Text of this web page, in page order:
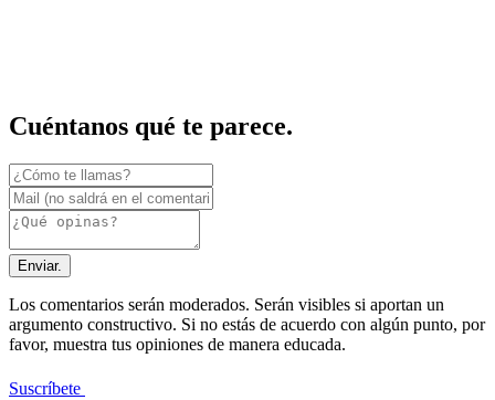
Cuéntanos qué te parece.
Enviar.
Los comentarios serán moderados. Serán visibles si aportan un
argumento constructivo. Si no estás de acuerdo con algún punto, por
favor, muestra tus opiniones de manera educada.
Suscríbete